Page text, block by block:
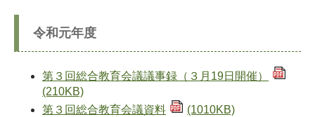
​令和元年度
第３回総合教育会議議事録（３月19日開催）
(210KB)
第３回総合教育会議資料
(1010KB)